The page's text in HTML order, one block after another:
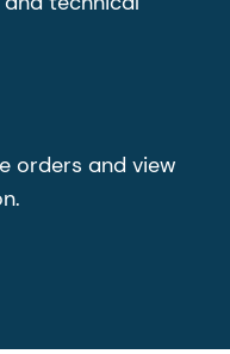
orders and view